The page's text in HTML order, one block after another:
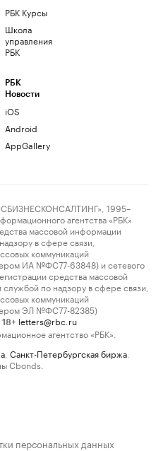
РБК Курсы
Школа
управления
РБК
РБК
Новости
iOS
Android
AppGallery
1995–
агентства «РБК»
массовой информации
в сфере связи,
коммуникаций
ИА №ФС77-63848) и сетевого
средства массовой
по надзору в сфере связи,
коммуникаций
ЭЛ №ФС77-82385)
18+ letters@rbc.ru
агентство «РБК».
Санкт-Петербургская биржа
Cbonds.
персональных данных